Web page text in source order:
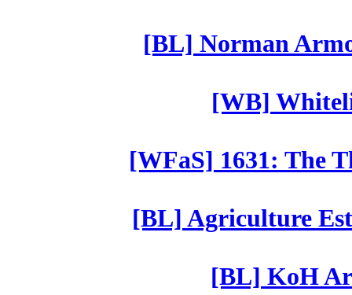
[BL] Norman
[WB]
[WFaS] 1631: The
[BL] Agriculture
[BL] KoH